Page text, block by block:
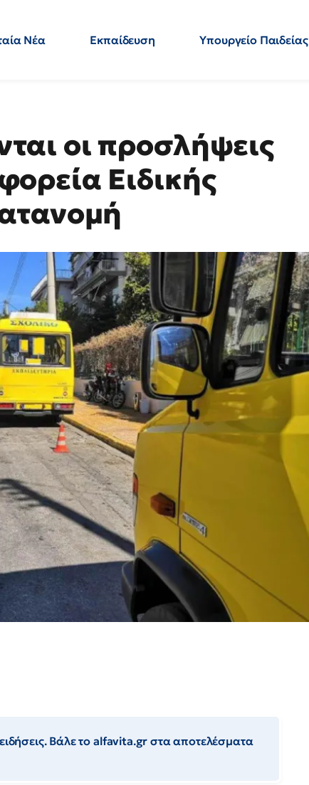
Νέα Εκπαίδευση Υπουργείο Παιδείας
οι προσλήψεις
Ειδικής
Βάλε το alfavita.gr στα αποτελέσματα